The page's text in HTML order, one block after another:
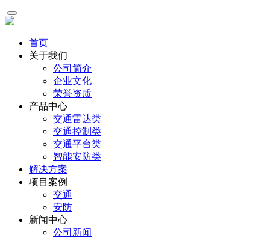
首页
关于我们
公司简介
企业文化
荣誉资质
产品中心
交通雷达类
交通控制类
交通平台类
智能安防类
解决方案
项目案例
交通
安防
新闻中心
公司新闻